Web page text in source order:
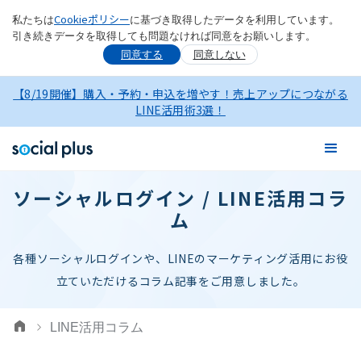
私たちはCookieポリシーに基づき取得したデータを利用しています。
引き続きデータを取得しても問題なければ同意をお願いします。
同意する
同意しない
【8/19開催】購入・予約・申込を増やす！売上アップにつながる
LINE活用術3選！
ソーシャルログイン / LINE活用コラ
ム
各種ソーシャルログインや、LINEのマーケティング活用にお役
立ていただけるコラム記事をご用意しました。
LINE活用コラム